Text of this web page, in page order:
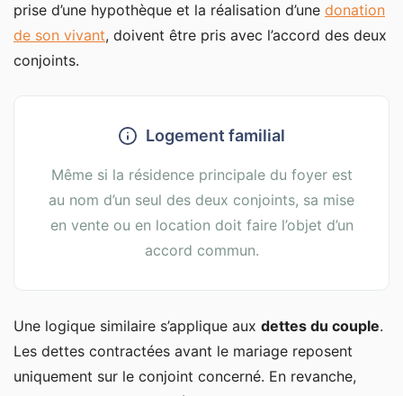
prise d’une hypothèque et la réalisation d’une donation
de son vivant, doivent être pris avec l’accord des deux
conjoints.
Logement familial
Même si la résidence principale du foyer est
au nom d’un seul des deux conjoints, sa mise
en vente ou en location doit faire l’objet d’un
accord commun.
Une logique similaire s’applique aux dettes du couple.
Les dettes contractées avant le mariage reposent
uniquement sur le conjoint concerné. En revanche,